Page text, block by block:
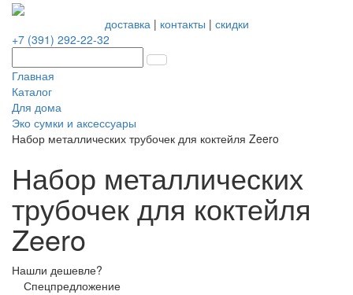
доставка| контакты | скидки
+7 (391) 292-22-32
Главная
Каталог
Для дома
Эко сумки и аксессуары
Набор металлических трубочек для коктейля Zeero
Набор металлических
трубочек для коктейля
Zeero
Нашли дешевле?
Спецпредложение